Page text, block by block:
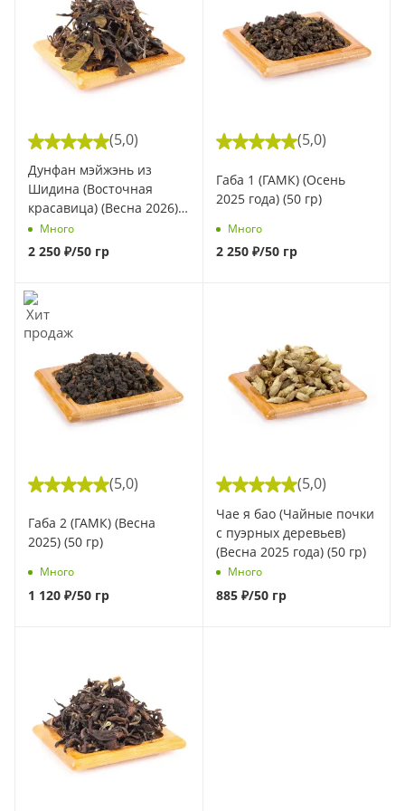
(5,0)
Дунфан мэйжэнь из
Шидина (Восточная
красавица) (Весна 2026)
(50 гр)
Много
2 250 ₽/50 гр
(5,0)
Габа 1 (ГАМК) (Осень
2025 года) (50 гр)
Много
2 250₽/50 гр
(5,0)
Габа 2 (ГАМК) (Весна
2025) (50 гр)
Много
1 120 ₽/50 гр
(5,0)
Чае я бао (Чайные почки
с пуэрных деревьев)
(Весна 2025 года) (50 гр)
Много
885₽/50 гр